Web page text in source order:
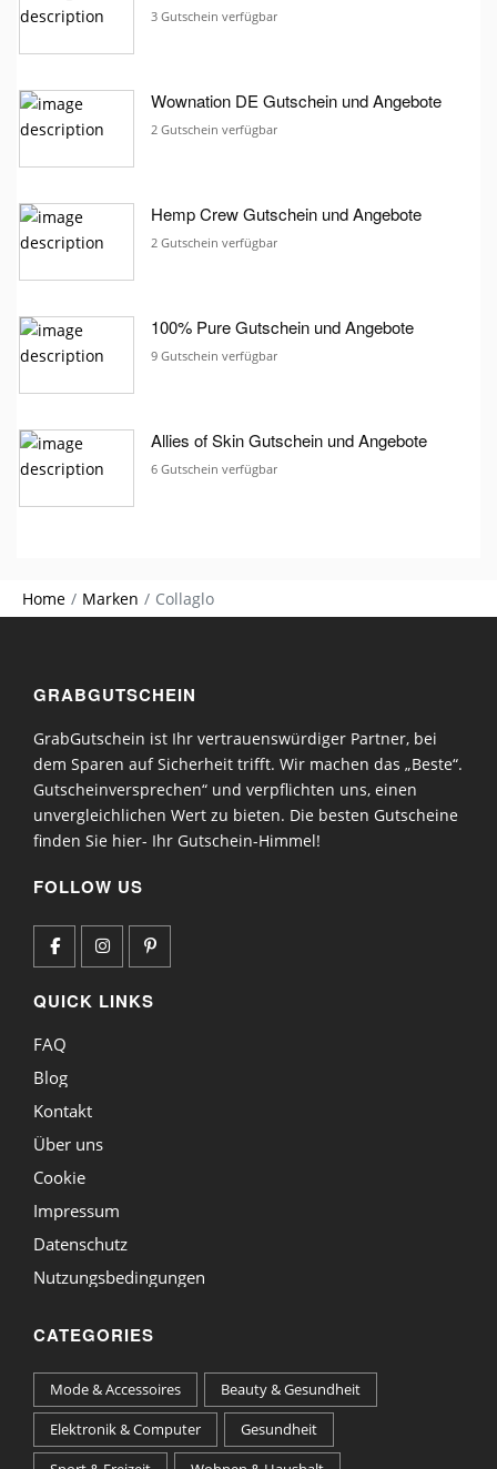
3 Gutschein verfügbar
Wownation DE Gutschein und Angebote
2 Gutschein verfügbar
Hemp Crew Gutschein und Angebote
2 Gutschein verfügbar
100% Pure Gutschein und Angebote
9 Gutschein verfügbar
Allies of Skin Gutschein und Angebote
6 Gutschein verfügbar
Home Marken Collaglo
GRABGUTSCHEIN
GrabGutschein ist Ihr vertrauenswürdiger Partner, bei
dem Sparen auf Sicherheit trifft. Wir machen das „Beste“.
Gutscheinversprechen“ und verpflichten uns, einen
unvergleichlichen Wert zu bieten. Die besten Gutscheine
finden Sie hier- Ihr Gutschein-Himmel!
FOLLOW US
QUICK LINKS
FAQ
Blog
Kontakt
Über uns
Cookie
Impressum
Datenschutz
Nutzungsbedingungen
CATEGORIES
Mode & Accessoires
Beauty & Gesundheit
Elektronik & Computer
Gesundheit